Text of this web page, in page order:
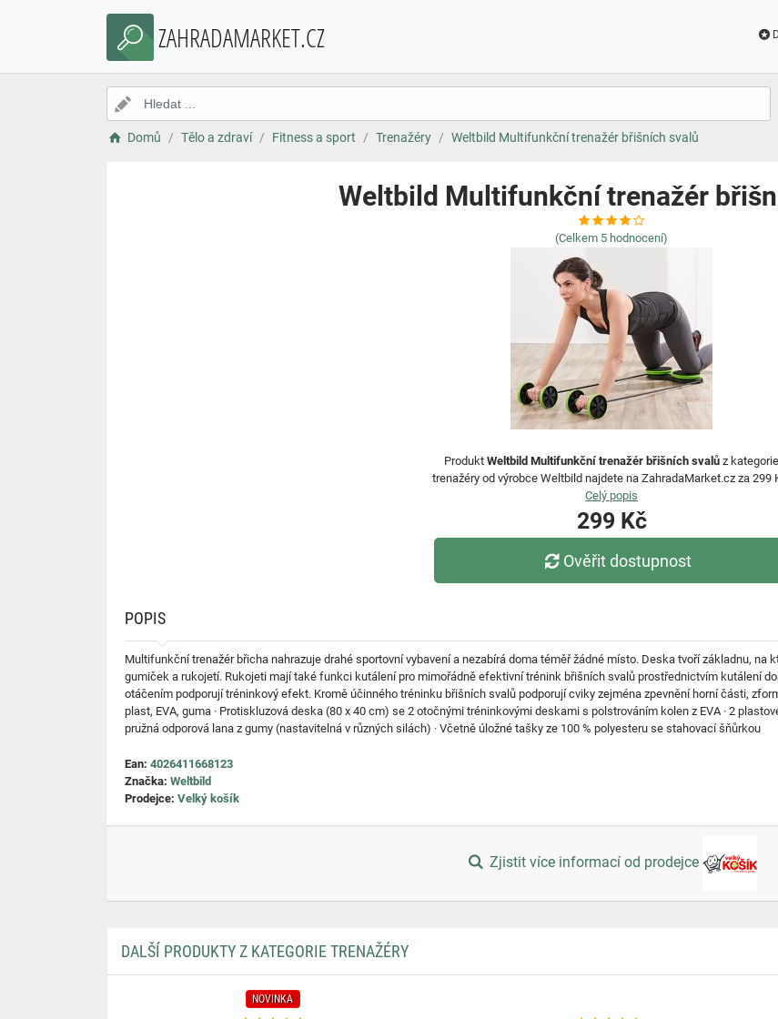
ZAHRADAMARKET.CZ
Domů Tělo a zdraví Fitness a sport Trenažéry Weltbild Multifunkční trenažér břišních svalů
Weltbild Multifunkční trenažér
(Celkem 5 hodnocení)
Produkt Weltbild Multifunkční trenažér břišních svalů z kategorie
trenažéry od výrobce Weltbild najdete na ZahradaMarket.cz za 299
Celý popis
299 Kč
Ověřit dostupnost
POPIS
Multifunkční trenažér břicha nahrazuje drahé sportovní vybavení a nezabírá doma téměř žádné místo. Deska tvoří základnu,
gumiček a rukojetí. Rukojeti mají také funkci kutálení pro mimořádně efektivní trénink břišních svalů prostřednictvím kutálení
otáčením podporují tréninkový efekt. Kromě účinného tréninku břišních svalů podporují cviky zejména zpevnění horní části,
plast, EVA, guma · Protiskluzová deska (80 x 40 cm) se 2 otočnými tréninkovými deskami s polstrováním kolen z EVA · 2
pružná odporová lana z gumy (nastavitelná v různých silách) · Včetně úložné tašky ze 100 % polyesteru se stahovací šňůrkou
Ean: 4026411668123
Značka: Weltbild
Prodejce: Velký košík
Zjistit více informací od prodejce
DALŠÍ PRODUKTY Z KATEGORIE TRENAŽÉRY
NOVINKA